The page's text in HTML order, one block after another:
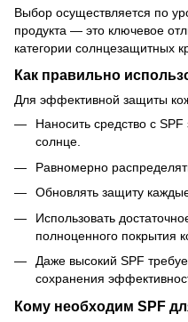
Выбор осуществляется по
продукта — это ключевое
категории солнцезащитных
Как правильно
Для эффективной защиты
Наносить средство с
солнце.
Равномерно
Обновлять защиту
Использовать
полноценного покрытия
Даже высокий SPF
сохранения
Кому необходим SPF